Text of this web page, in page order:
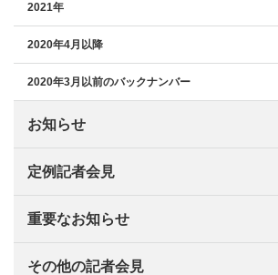
2021年
2020年4月以降
2020年3月以前のバックナンバー
お知らせ
定例記者会見
重要なお知らせ
その他の記者会見